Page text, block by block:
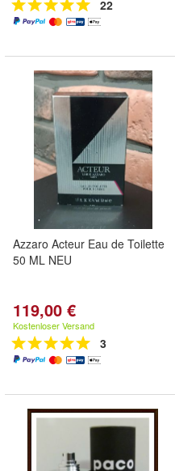
22
Azzaro Acteur Eau de Toilette
50 ML NEU
119,00 €
Kostenloser Versand
3